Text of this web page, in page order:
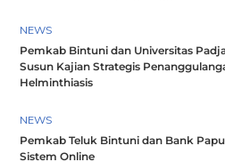
NEWS
Pemkab Bintuni dan Universitas
Susun Kajian Strategis
Helminthiasis
NEWS
Pemkab Teluk Bintuni dan Bank
Sistem Online